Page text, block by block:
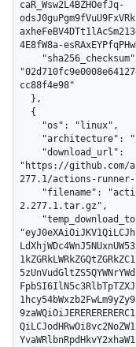
caR_Wsw2L4BZHOefJq-
4E8fW8a-
cc88f4e98"
"https://github.com/
277.1/actions-
2.277.1.tar.gz",